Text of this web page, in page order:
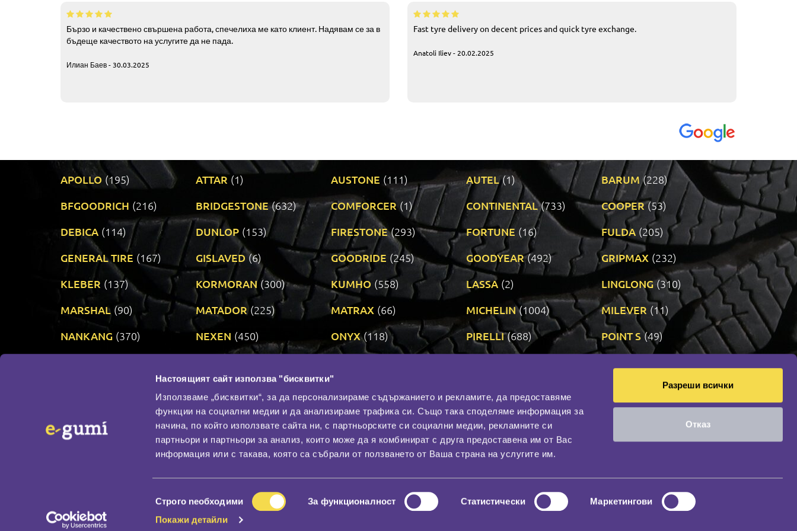
Настоящият сайт използва "бисквитки"
Използваме „бисквитки“, за да персонализираме съдържанието и рекламите, да предоставяме
функции на социални медии и да анализираме трафика си. Също така споделяме информация за
начина, по който използвате сайта ни, с партньорските си социални медии, рекламните си
партньори и партньори за анализ, които може да я комбинират с друга предоставена им от Вас
информация или с такава, която са събрали от ползването от Ваша страна на услугите им.
на
съгласие
Строго nеобходими За функционалност Статистически
Маркетингови
Покажи детайли
Разреши всички
Отказ
Бързо и качествено свършена работа, спечелиха ме като клиент. Надявам се за в
бъдеще качеството на услугите да не пада.
Илиан Баев - 30.03.2025
Fast tyre delivery on decent prices and quick tyre exchange.
Anatoli Iliev - 20.02.2025
APOLLO (195) ATTAR (1) AUSTONE (111) AUTEL (1) BARUM (228)
BFGOODRICH (216) BRIDGESTONE (632) COMFORCER (1) CONTINENTAL (733) COOPER (53)
DEBICA (114) DUNLOP (153) FIRESTONE (293) FORTUNE (16) FULDA (205)
GENERAL TIRE (167) GISLAVED (6) GOODRIDE (245) GOODYEAR (492) GRIPMAX (232)
KLEBER (137) KORMORAN (300) KUMHO (558) LASSA (2) LINGLONG (310)
MARSHAL (90) MATADOR (225) MATRAX (66) MICHELIN (1004) MILEVER (11)
NANKANG (370) NEXEN (450) ONYX (118) PIRELLI (688) POINT S (49)
VREDESTEIN (470)
По бранд
Промотирани гуми
Доставка и плащане
Политика за поверителност
Контакти
За нас
Гаранция
Социална мрежа
НАШИЯТ БЛОГ